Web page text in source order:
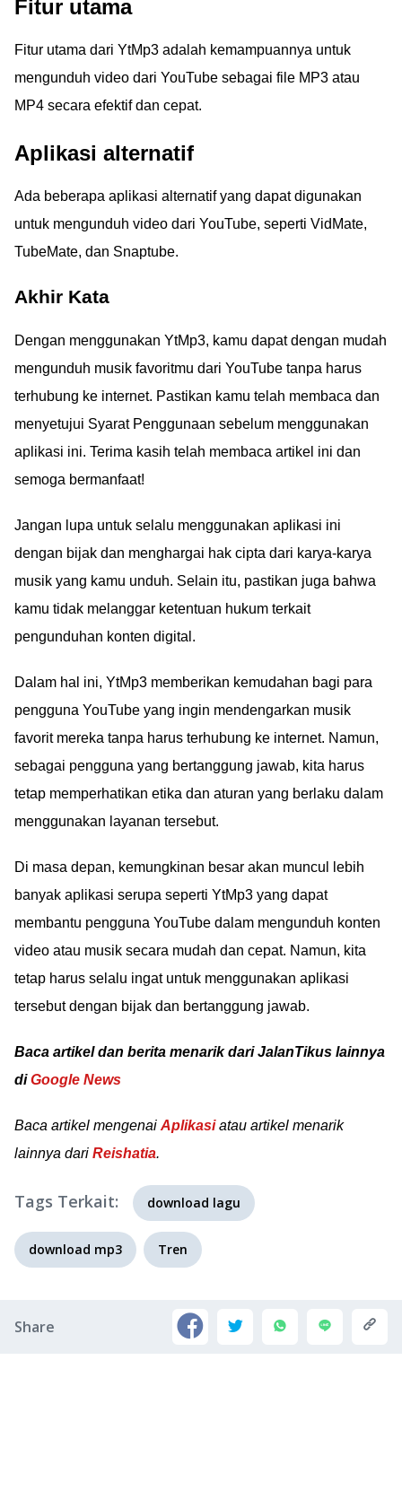
Fitur utama
Fitur utama dari YtMp3 adalah kemampuannya untuk
mengunduh video dari YouTube sebagai file MP3 atau
MP4 secara efektif dan cepat.
Aplikasi alternatif
Ada beberapa aplikasi alternatif yang dapat digunakan
untuk mengunduh video dari YouTube, seperti VidMate,
TubeMate, dan Snaptube.
Akhir Kata
Dengan menggunakan YtMp3, kamu dapat dengan mudah
mengunduh musik favoritmu dari YouTube tanpa harus
terhubung ke internet. Pastikan kamu telah membaca dan
menyetujui Syarat Penggunaan sebelum menggunakan
aplikasi ini. Terima kasih telah membaca artikel ini dan
semoga bermanfaat!
Jangan lupa untuk selalu menggunakan aplikasi ini
dengan bijak dan menghargai hak cipta dari karya-karya
musik yang kamu unduh. Selain itu, pastikan juga bahwa
kamu tidak melanggar ketentuan hukum terkait
pengunduhan konten digital.
Dalam hal ini, YtMp3 memberikan kemudahan bagi para
pengguna YouTube yang ingin mendengarkan musik
favorit mereka tanpa harus terhubung ke internet. Namun,
sebagai pengguna yang bertanggung jawab, kita harus
tetap memperhatikan etika dan aturan yang berlaku dalam
menggunakan layanan tersebut.
Di masa depan, kemungkinan besar akan muncul lebih
banyak aplikasi serupa seperti YtMp3 yang dapat
membantu pengguna YouTube dalam mengunduh konten
video atau musik secara mudah dan cepat. Namun, kita
tetap harus selalu ingat untuk menggunakan aplikasi
tersebut dengan bijak dan bertanggung jawab.
Baca artikel dan berita menarik dari JalanTikus lainnya
diGoogle News
Baca artikel mengenai Aplikasiatau artikel menarik
lainnya dari Reishatia.
Tags Terkait: download lagu
download mp3 Tren
Share